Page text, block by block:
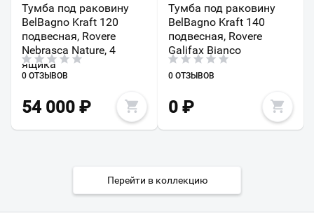
Тумба под раковину
BelBagno Kraft 120
подвесная, Rovere
Nebrasca Nature, 4
ящика
0 ОТЗЫВОВ
54 000 ₽
Тумба под раковину
BelBagno Kraft 140
подвесная, Rovere
Galifax Bianco
0 ОТЗЫВОВ
0₽
Перейти в коллекцию